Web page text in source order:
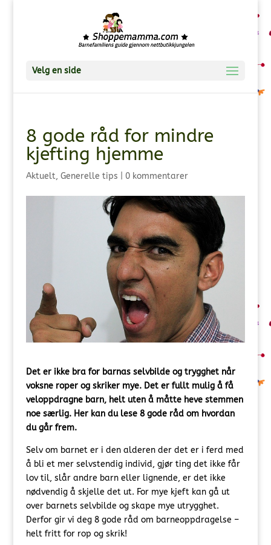
Velg en side
8 gode råd for mindre
kjefting hjemme
Aktuelt, Generelle tips 0 kommentarer
Det er ikke bra for barnas selvbilde og trygghet når
voksne roper og skriker mye. Det er fullt mulig å få
veloppdragne barn, helt uten å måtte heve stemmen
noe særlig. Her kan du lese 8 gode råd om hvordan
du går frem.
Selv om barnet er i den alderen der det er i ferd med
å bli et mer selvstendig individ, gjør ting det ikke får
lov til, slår andre barn eller lignende, er det ikke
nødvendig å skjelle det ut. For mye kjeft kan gå ut
over barnets selvbilde og skape mye utrygghet.
Derfor gir vi deg 8 gode råd om barneoppdragelse –
helt fritt for rop og skrik!